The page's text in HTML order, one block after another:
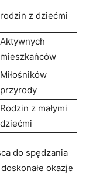
rodzin z dziećmi
Aktywnych
mieszkańców
Miłośników
przyrody
Rodzin z małymi
dziećmi
do spędzania
okazje